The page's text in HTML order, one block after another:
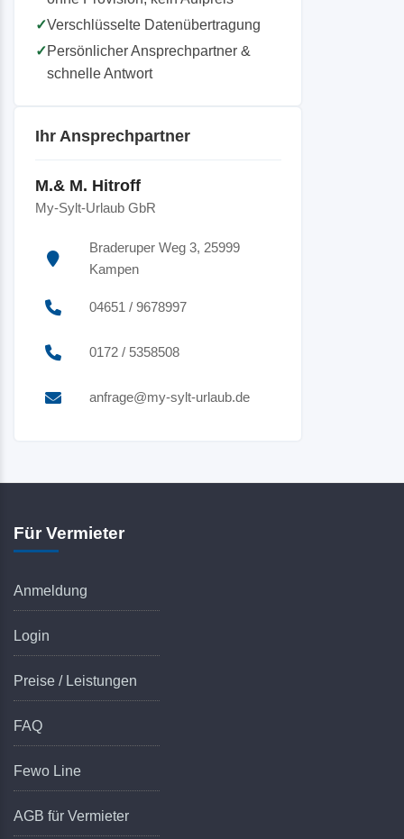
✓Verschlüsselte Datenübertragung
✓Persönlicher Ansprechpartner &
schnelle Antwort
Ihr Ansprechpartner
M.& M. Hitroff
My-Sylt-Urlaub GbR
Braderuper Weg 3, 25999
Kampen
04651 / 9678997
0172 / 5358508
anfrage@my-sylt-urlaub.de
Für Vermieter
Anmeldung
Login
Preise / Leistungen
FAQ
Fewo Line
AGB für Vermieter